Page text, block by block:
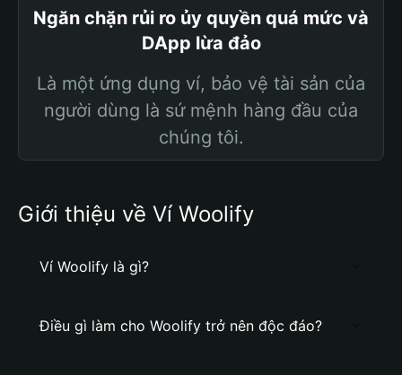
Ngăn chặn rủi ro ủy quyền quá mức và
DApp lừa đảo
Là một ứng dụng ví, bảo vệ tài sản của
người dùng là sứ mệnh hàng đầu của
chúng tôi.
Giới thiệu về Ví Woolify
Ví Woolify là gì?
Điều gì làm cho Woolify trở nên độc đáo?